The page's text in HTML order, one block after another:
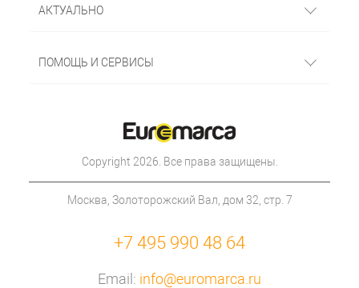
АКТУАЛЬНО
ПОМОЩЬ И СЕРВИСЫ
Copyright 2026. Все права защищены.
Москва, Золоторожский Вал, дом 32, стр. 7
+7 495 990 48 64
Email: info@euromarca.ru